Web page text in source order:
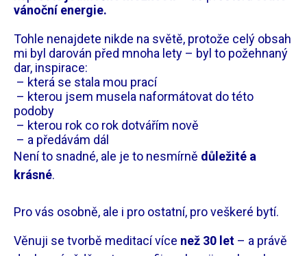
vánoční energie.
Tohle nenajdete nikde na světě, protože celý obsah
mi byl darován před mnoha lety – byl to požehnaný
dar, inspirace:
– která se stala mou prací
– kterou jsem musela naformátovat do této
podoby
– kterou rok co rok dotvářím nově
– a předávám dál
Není to snadné, ale je to nesmírně důležité a
krásné.
Pro vás osobně, ale i pro ostatní, pro veškeré bytí.
Věnuji se tvorbě meditací více než 30 let – a právě